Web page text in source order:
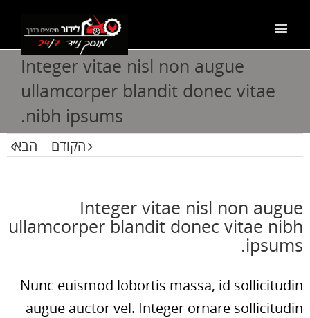
Integer vitae nisl non augue
ullamcorper blandit donec vitae
nibh ipsums.
הקודם הבא
Integer vitae nisl non augue
ullamcorper blandit donec vitae nibh
ipsums.
Nunc euismod lobortis massa, id sollicitudin
augue auctor vel. Integer ornare sollicitudin